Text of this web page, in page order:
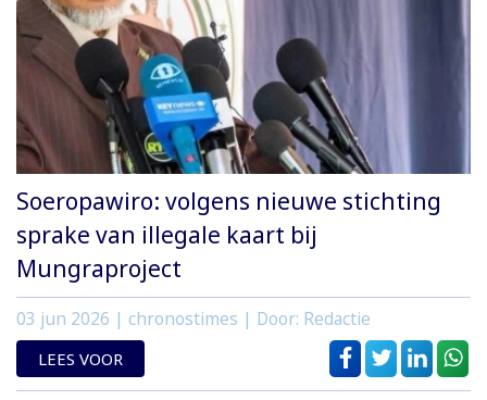
Soeropawiro: volgens nieuwe stichting
sprake van illegale kaart bij
Mungraproject
03 jun 2026 | chronostimes | Door: Redactie
LEES VOOR